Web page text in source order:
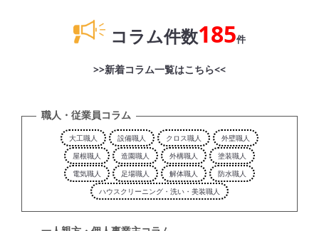
コラム件数185件
>>新着コラム一覧はこちら<<
職人・従業員コラム
大工職人 設備職人 クロス職人
外壁職人
屋根職人
造園職人 外構職人
塗装職人
電気職人
足場職人 解体職人
防水職人
ハウスクリーニング・洗い・美装職人